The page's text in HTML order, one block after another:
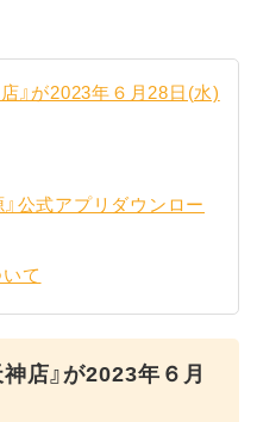
』が2023年６⽉28日(水)
公式アプリダウンロー
て
店』が2023年６⽉